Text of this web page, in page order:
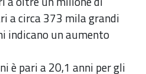
a circa 373 mila grandi
indicano un aumento
è pari a 20,1 anni per gli